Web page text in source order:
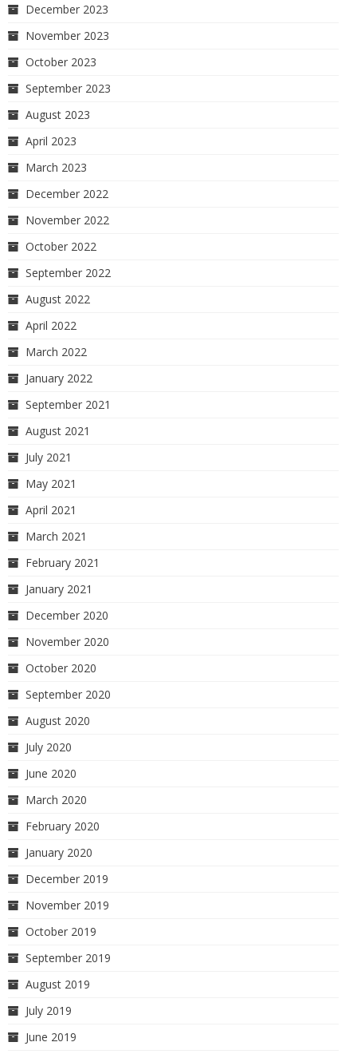
December 2023
November 2023
October 2023
September 2023
August 2023
April 2023
March 2023
December 2022
November 2022
October 2022
September 2022
August 2022
April 2022
March 2022
January 2022
September 2021
August 2021
July 2021
May 2021
April 2021
March 2021
February 2021
January 2021
December 2020
November 2020
October 2020
September 2020
August 2020
July 2020
June 2020
March 2020
February 2020
January 2020
December 2019
November 2019
October 2019
September 2019
August 2019
July 2019
June 2019